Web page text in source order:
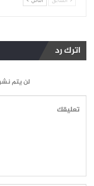
اترك رد
لن يتم